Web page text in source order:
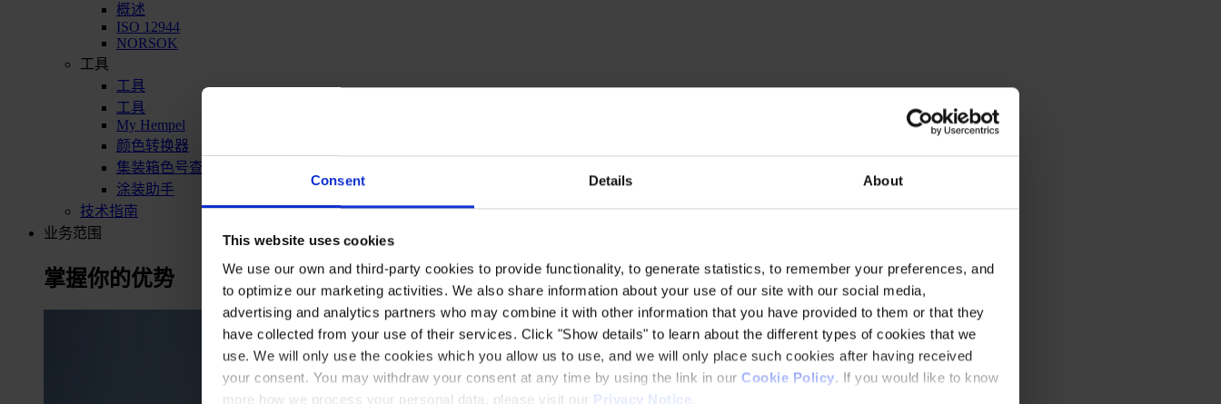
Consent Details About
This website uses cookies
We use our own and third-party cookies to provide functionality, to generate statistics, to remember your preferences, and
to optimize our marketing activities. We also share information about your use of our site with our social media,
advertising and analytics partners who may combine it with other information that you have provided to them or that they
have collected from your use of their services. Click "Show details" to learn about the different types of cookies that we
use. We will only use the cookies which you allow us to use, and we will only place such cookies after having received
your consent. You may withdraw your consent at any time by using the link in our Cookie Policy. If you would like to know
more how we process your personal data, please visit our Privacy Notice
概述
ISO 12944
NORSOK
工具
工具
工具
My Hempel
颜色转换器
集装箱色号查询
涂装助手
技术指南
业务范围
掌握你的优势